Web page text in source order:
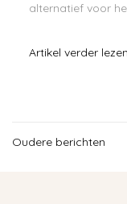
alternatief voor
Artikel verder lezen
Oudere berichten